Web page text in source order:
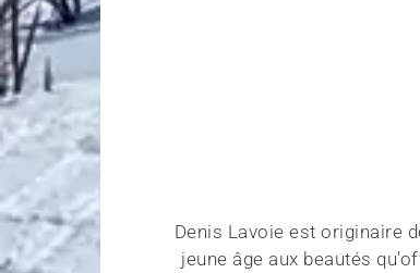
Denis Lavoie est originaire
jeune âge aux beautés